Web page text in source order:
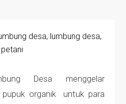
Desa menggelar
pupuk organik untuk para